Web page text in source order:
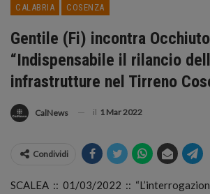
CALABRIA COSENZA
Gentile (Fi) incontra
“Indispensabile il rilancio
infrastrutture nel Tirreno
CalNews il 1 Mar 2022
Condividi
SCALEA :: 01/03/2022 ::